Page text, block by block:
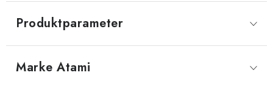
Produktparameter
Marke Atami